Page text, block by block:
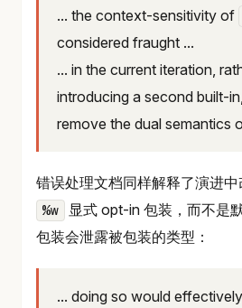
... the context-sensitivity of
considered fraught ...
... in the current iteration,
introducing a second built-
remove the dual semantics
错误处理文档同样解释了演进
%w
显式 opt-in 包装，而不
包装会泄露被包装的类型：
... doing so would